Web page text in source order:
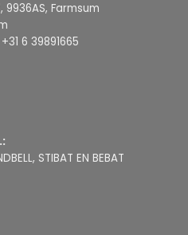
Farmsum
+31 6 39891665
STIBAT EN BEBAT